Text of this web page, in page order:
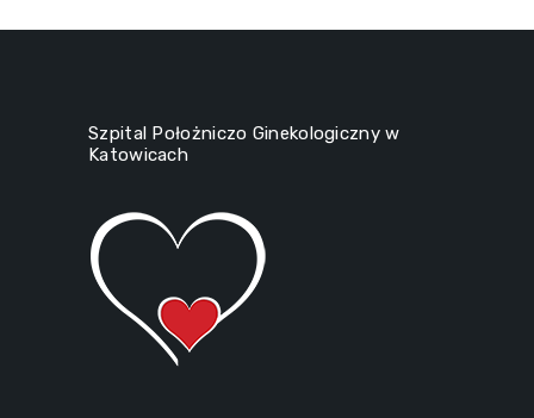
Szpital Położniczo Ginekologiczny w
Katowicach